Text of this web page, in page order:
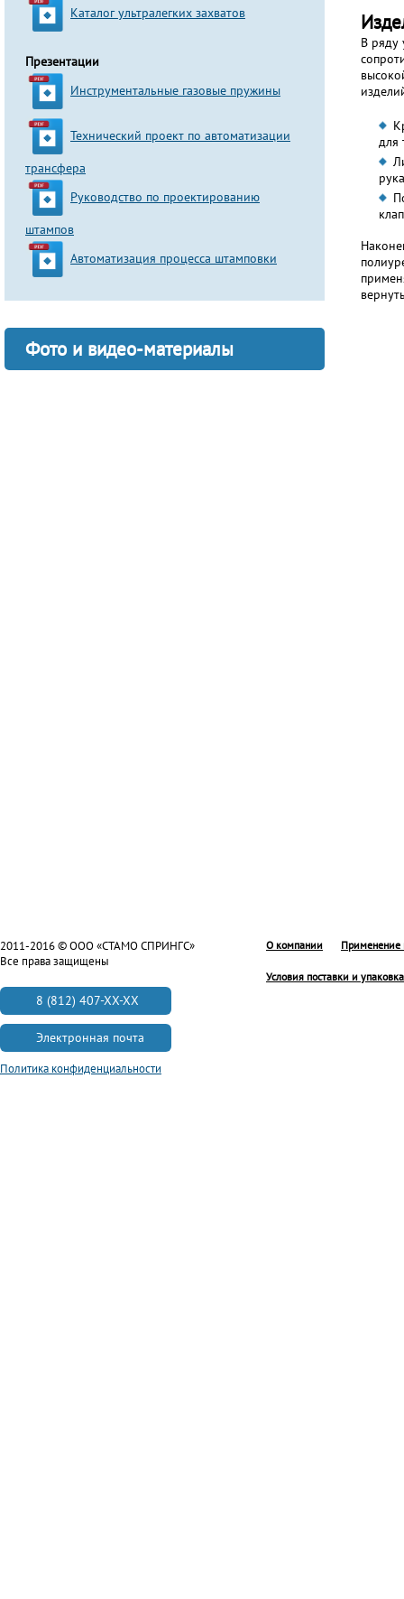
Каталог ультралегких захватов
Презентации
Инструментальные газовые пружины
Технический проект по автоматизации
трансфера
Руководство по проектированию
штампов
Автоматизация процесса штамповки
Фото и видео-материалы
В ряду
для
О компании Применение
Условия поставки и упаковка
2011-2016 © ООО «СТАМО СПРИНГС»
Все права защищены
8 (812) 407-XX-XX
Электронная почта
Политика конфиденциальности